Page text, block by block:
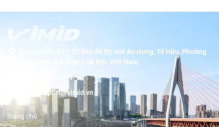
BT1-07 khu đô thị mới An Hưng, Tố Hữu, Phường
Dương Nội, thành phố Hà Nội, Việt Nam
19001089
support@vimid.vn
Trang chủ